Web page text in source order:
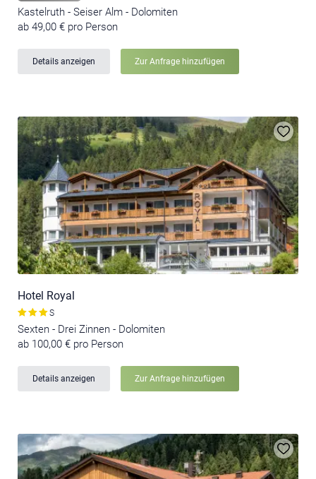
Kastelruth - Seiser Alm - Dolomiten
ab 49,00 € pro Person
Details anzeigen Zur Anfrage hinzufügen
Hotel Royal
S
Sexten - Drei Zinnen - Dolomiten
ab 100,00 € pro Person
Details anzeigen Zur Anfrage hinzufügen